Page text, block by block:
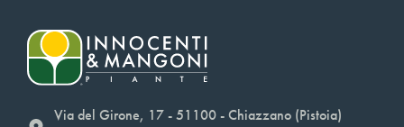
Via del Girone, 17 - 51100 - Chiazzano (Pistoia)